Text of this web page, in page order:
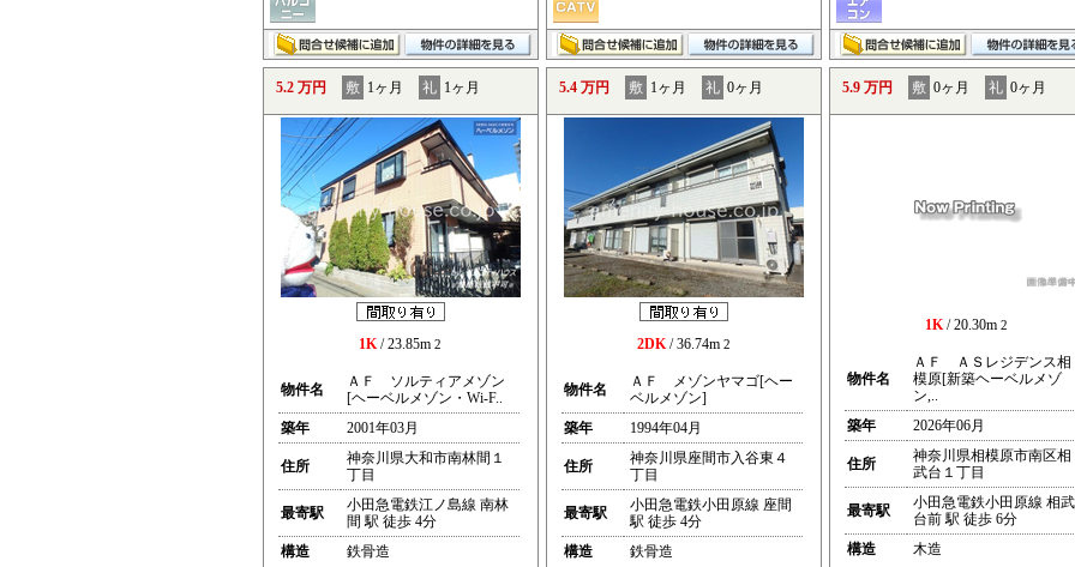
5.2 万円 敷 1ヶ月 礼 1ヶ月
1K/ 23.85m 2
物件名
ＡＦ ソルティアメゾン
[ヘーベルメゾン・Wi-F..
築年
2001年03月
住所
神奈川県大和市南林間１
丁目
最寄駅
小田急電鉄江ノ島線 南林
間 駅 徒歩 4分
構造
鉄骨造
5.4 万円 敷 1ヶ月 礼 0ヶ月
2DK/ 36.74m 2
物件名
ＡＦ メゾンヤマゴ[ヘー
ベルメゾン]
築年
1994年04月
住所
神奈川県座間市入谷東４
丁目
最寄駅
小田急電鉄小田原線 座間
駅 徒歩 4分
構造
鉄骨造
5.9 万円 敷 0ヶ月 礼 0ヶ月
1K/ 20.30m 2
物件名
ＡＦ ＡＳレジデンス相
模原[新築ヘーベルメゾ
ン,..
築年
2026年06月
住所
神奈川県相模原市南区相
武台１丁目
最寄駅
小田急電鉄小田原線 相武
台前 駅 徒歩 6分
構造
木造